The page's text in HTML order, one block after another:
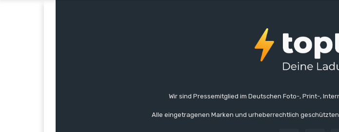
Wir sind Pressemitglied im Deutschen Foto-, Print-,
Alle eingetragenen Marken und urheberrechtlich